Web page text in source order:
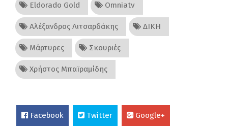
Eldorado Gold Omniatv
Αλέξανδρος Λιτσαρδάκης ΔΙΚΗ
Μάρτυρες Σκουριές
Χρήστος Μπαϊραμίδης
Facebook Twitter Google+